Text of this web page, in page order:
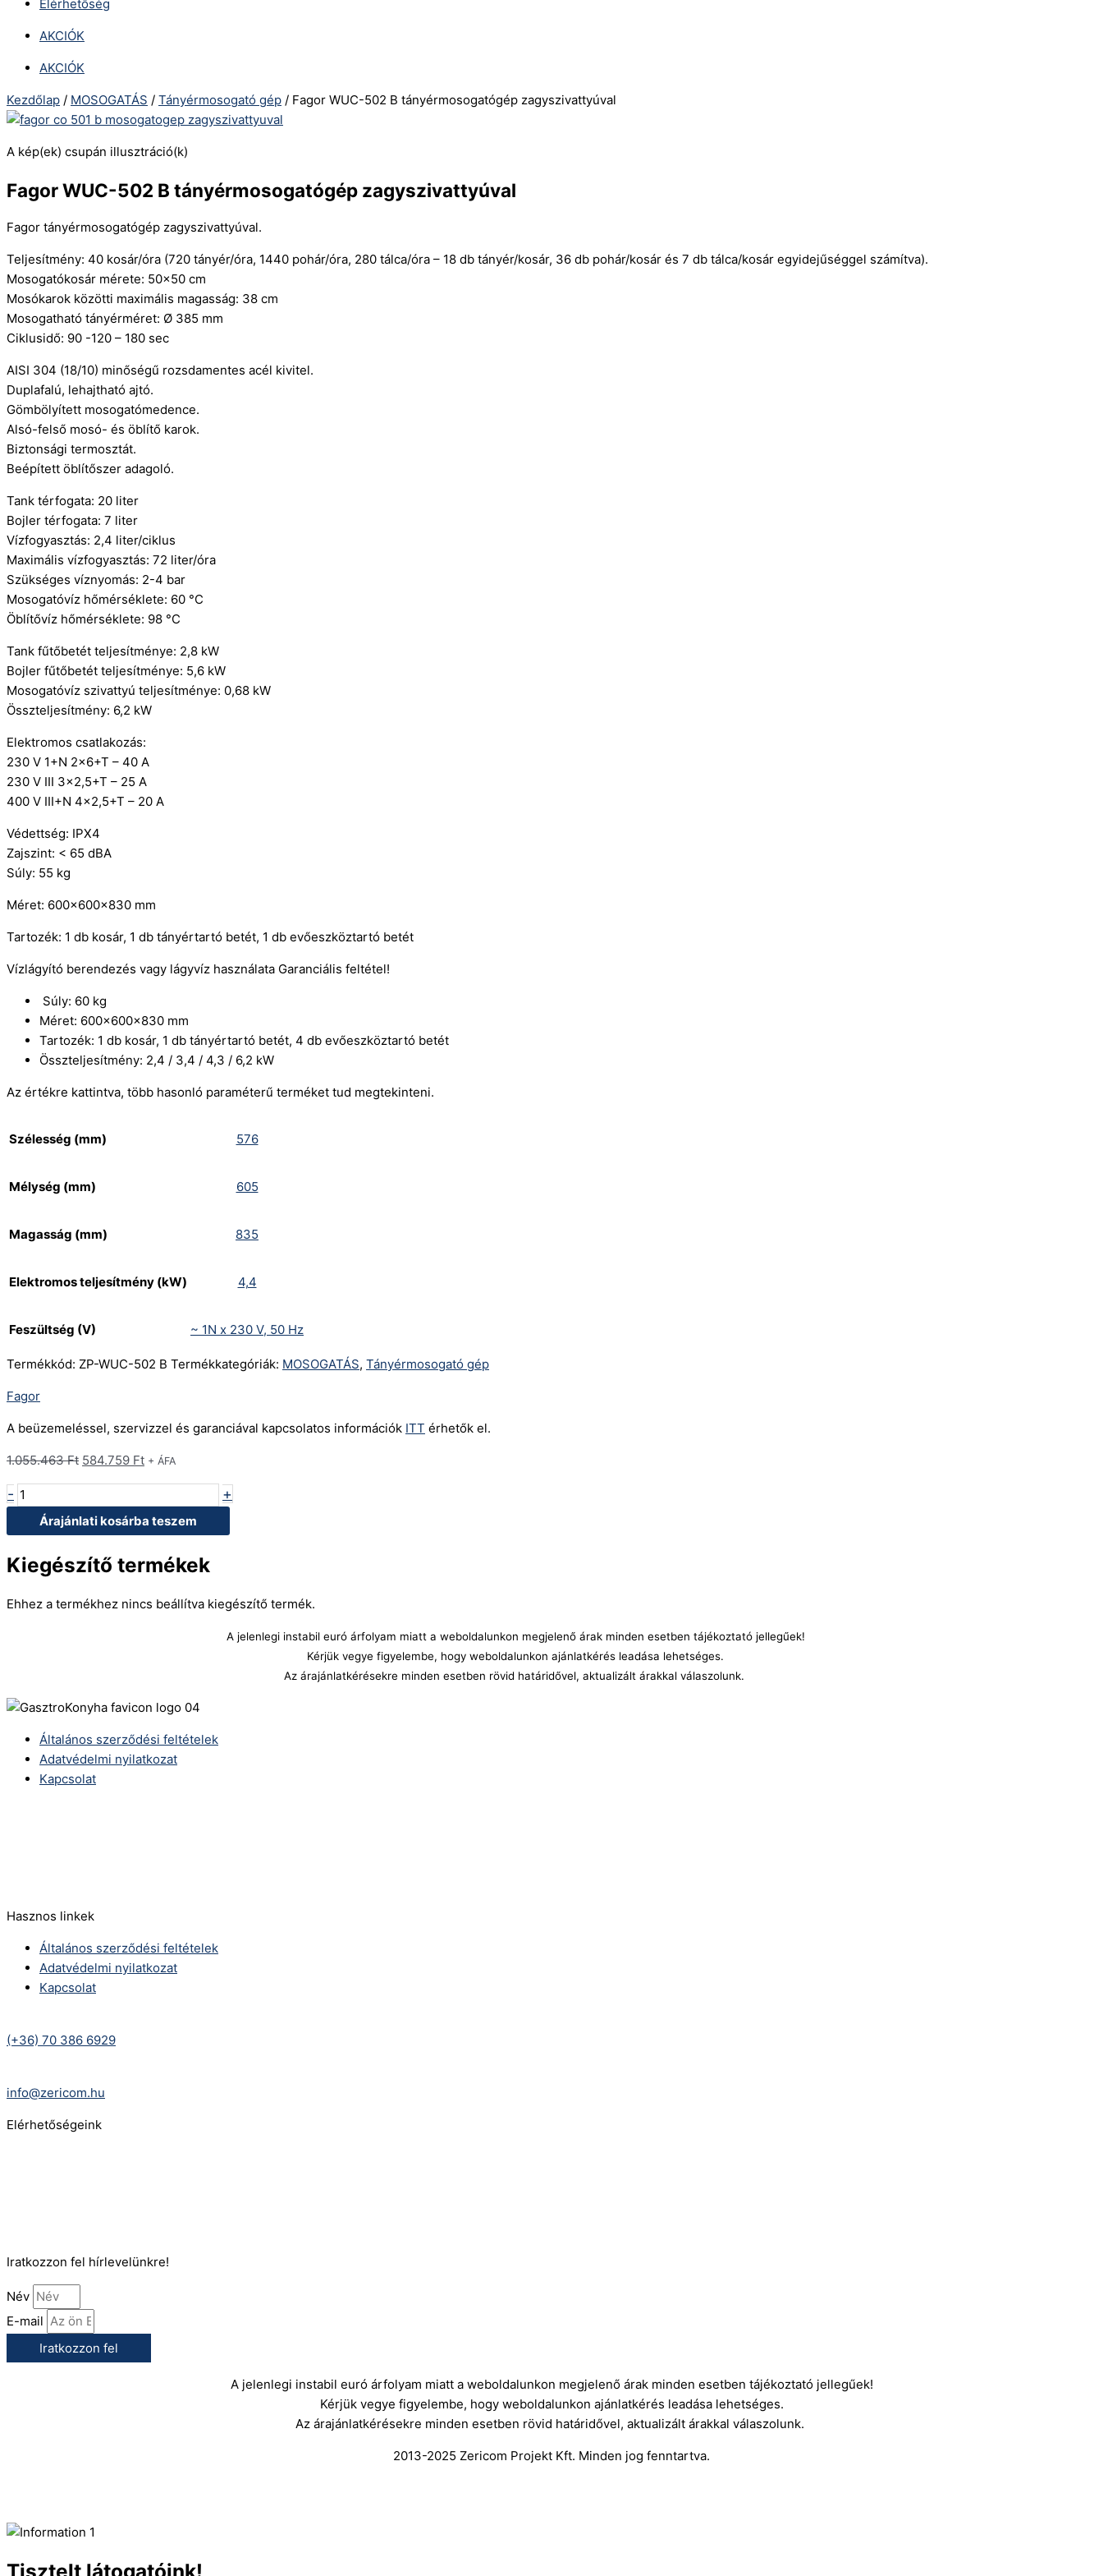
Elérhetőség
AKCIÓK
AKCIÓK
Kezdőlap / MOSOGATÁS / Tányérmosogató gép / Fagor WUC-502 B tányérmosogatógép zagyszivattyúval
A kép(ek) csupán illusztráció(k)
Fagor WUC-502 B tányérmosogatógép zagyszivattyúval
Fagor tányérmosogatógép zagyszivattyúval.
Teljesítmény: 40 kosár/óra (720 tányér/óra, 1440 pohár/óra, 280 tálca/óra – 18 db tányér/kosár, 36 db pohár/kosár és 7 db tálca/kosár egyidejűséggel számítva).
Mosogatókosár mérete: 50×50 cm
Mosókarok közötti maximális magasság: 38 cm
Mosogatható tányérméret: Ø 385 mm
Ciklusidő: 90 -120 – 180 sec
AISI 304 (18/10) minőségű rozsdamentes acél kivitel.
Duplafalú, lehajtható ajtó.
Gömbölyített mosogatómedence.
Alsó-felső mosó- és öblítő karok.
Biztonsági termosztát.
Beépített öblítőszer adagoló.
Tank térfogata: 20 liter
Bojler térfogata: 7 liter
Vízfogyasztás: 2,4 liter/ciklus
Maximális vízfogyasztás: 72 liter/óra
Szükséges víznyomás: 2-4 bar
Mosogatóvíz hőmérséklete: 60 °C
Öblítővíz hőmérséklete: 98 °C
Tank fűtőbetét teljesítménye: 2,8 kW
Bojler fűtőbetét teljesítménye: 5,6 kW
Mosogatóvíz szivattyú teljesítménye: 0,68 kW
Összteljesítmény: 6,2 kW
Elektromos csatlakozás:
230 V 1+N 2×6+T – 40 A
230 V III 3×2,5+T – 25 A
400 V III+N 4×2,5+T – 20 A
Védettség: IPX4
Zajszint: < 65 dBA
Súly: 55 kg
Méret: 600x600x830 mm
Tartozék: 1 db kosár, 1 db tányértartó betét, 1 db evőeszköztartó betét
Vízlágyító berendezés vagy lágyvíz használata Garanciális feltétel!
Súly: 60 kg
Méret: 600x600x830 mm
Tartozék: 1 db kosár, 1 db tányértartó betét, 4 db evőeszköztartó betét
Összteljesítmény: 2,4 / 3,4 / 4,3 / 6,2 kW
Az értékre kattintva, több hasonló paraméterű terméket tud megtekinteni.
Szélesség (mm) 576
Mélység (mm) 605
Magasság (mm) 835
Elektromos teljesítmény (kW) 4,4
Feszültség (V) ~ 1N x 230 V, 50 Hz
Termékkód: ZP-WUC-502 B Termékkategóriák: MOSOGATÁS, Tányérmosogató gép
Fagor
A beüzemeléssel, szervizzel és garanciával kapcsolatos információk ITT érhetők el.
1.055.463Ft 584.759 Ft + ÁFA
- +
Árajánlati kosárba teszem
Kiegészítő termékek
Ehhez a termékhez nincs beállítva kiegészítő termék.
A jelenlegi instabil euró árfolyam miatt a weboldalunkon megjelenő árak minden esetben tájékoztató jellegűek!
Kérjük vegye figyelembe, hogy weboldalunkon ajánlatkérés leadása lehetséges.
Az árajánlatkérésekre minden esetben rövid határidővel, aktualizált árakkal válaszolunk.
Általános szerződési feltételek
Adatvédelmi nyilatkozat
Kapcsolat
Hasznos linkek
Általános szerződési feltételek
Adatvédelmi nyilatkozat
Kapcsolat
(+36) 70 386 6929
info@zericom.hu
Elérhetőségeink
Iratkozzon fel hírlevelünkre!
Név
E-mail
Iratkozzon fel
A jelenlegi instabil euró árfolyam miatt a weboldalunkon megjelenő árak minden esetben tájékoztató jellegűek!
Kérjük vegye figyelembe, hogy weboldalunkon ajánlatkérés leadása lehetséges.
Az árajánlatkérésekre minden esetben rövid határidővel, aktualizált árakkal válaszolunk.
2013-2025 Zericom Projekt Kft. Minden jog fenntartva.
Tisztelt látogatóink!